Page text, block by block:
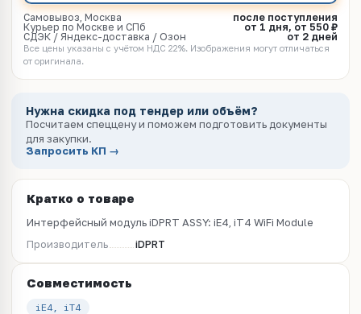
Самовывоз, Москва
после поступления
Курьер по Москве и СПб
от 1 дня, от 550 ₽
СДЭК / Яндекс-доставка / Озон
от 2 дней
Все цены указаны с учётом НДС 22%. Изображения могут отличаться
от оригинала.
Нужна скидка под тендер или объём?
Посчитаем спеццену и поможем подготовить документы
для закупки.
Запросить КП →
Кратко о товаре
Интерфейсный модуль iDPRT ASSY: iE4, iT4 WiFi Module
Производитель iDPRT
Совместимость
iE4, iT4